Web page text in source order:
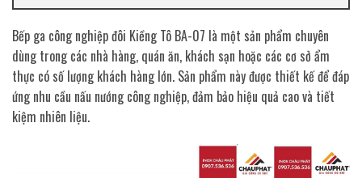
Bếp ga công nghiệp đôi Kiềng Tô BA-07 là một sản phẩm chuyên
dùng trong các nhà hàng, quán ăn, khách sạn hoặc các cơ sở ẩm
thực có số lượng khách hàng lớn. Sản phẩm này được thiết kế để đáp
ứng nhu cầu nấu nướng công nghiệp, đảm bảo hiệu quả cao và tiết
kiệm nhiên liệu.